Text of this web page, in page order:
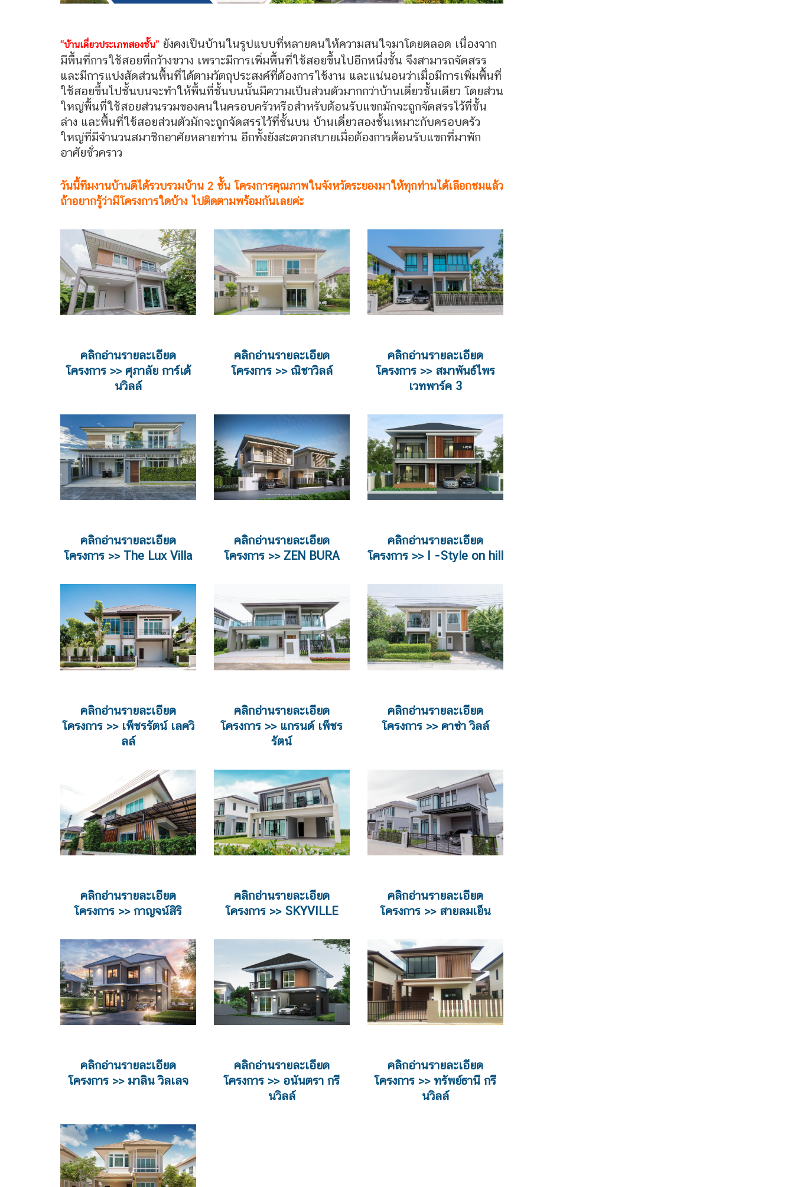
“บ้านเดี่ยวประเภทสองชั้น” ยังคงเป็นบ้านในรูปแบบที่หลายคนให้ความสนใจมาโดยตลอด เนื่องจาก
มีพื้นที่การใช้สอยที่กว้างขวาง เพราะมีการเพิ่มพื้นที่ใช้สอยขึ้นไปอีกหนึ่งชั้น จึงสามารถจัดสรร
และมีการแบ่งสัดส่วนพื้นที่ได้ตามวัตถุประสงค์ที่ต้องการใช้งาน และแน่นอนว่าเมื่อมีการเพิ่มพื้นที่
ใช้สอยขึ้นไปชั้นบนจะทำให้พื้นที่ชั้นบนนั้นมีความเป็นส่วนตัวมากกว่าบ้านเดี่ยวชั้นเดียว โดยส่วน
ใหญ่พื้นที่ใช้สอยส่วนรวมของคนในครอบครัวหรือสำหรับต้อนรับแขกมักจะถูกจัดสรรไว้ที่ชั้น
ล่าง และพื้นที่ใช้สอยส่วนตัวมักจะถูกจัดสรรไว้ที่ชั้นบน บ้านเดี่ยวสองชั้นเหมาะกับครอบครัว
ใหญ่ที่มีจำนวนสมาชิกอาศัยหลายท่าน อีกทั้งยังสะดวกสบายเมื่อต้องการต้อนรับแขกที่มาพัก
อาศัยชั่วคราว
วันนี้ทีมงานบ้านดีได้รวบรวมบ้าน 2 ชั้น โครงการคุณภาพในจังหวัดระยองมาให้ทุกท่านได้เลือกชมแล้ว
ถ้าอยากรู้ว่ามีโครงการใดบ้าง ไปติดตามพร้อมกันเลยค่ะ
คลิกอ่านรายละเอียด
โครงการ >> ศุภาลัย การ์เด้
นวิลล์
คลิกอ่านรายละเอียด
โครงการ >> ณิชาวิลล์
คลิกอ่านรายละเอียด
โครงการ >> สมาพันธ์ไพร
เวทพาร์ค 3
คลิกอ่านรายละเอียด
โครงการ >> The Lux Villa
คลิกอ่านรายละเอียด
โครงการ >> ZEN BURA
คลิกอ่านรายละเอียด
โครงการ >> I -Style on hill
คลิกอ่านรายละเอียด
โครงการ >> เพ็ชรรัตน์ เลควิ
ลล์
คลิกอ่านรายละเอียด
โครงการ >> แกรนด์ เพ็ชร
รัตน์
คลิกอ่านรายละเอียด
โครงการ >> คาซ่า วิลล์
คลิกอ่านรายละเอียด
โครงการ >> กาญจน์สิริ
คลิกอ่านรายละเอียด
โครงการ >> SKYVILLE
คลิกอ่านรายละเอียด
โครงการ >> สายลมเย็น
คลิกอ่านรายละเอียด
โครงการ >> มาลิน วิลเลจ
คลิกอ่านรายละเอียด
โครงการ >> อนันตรา กรี
นวิลล์
คลิกอ่านรายละเอียด
โครงการ >> ทรัพย์ธานี กรี
นวิลล์